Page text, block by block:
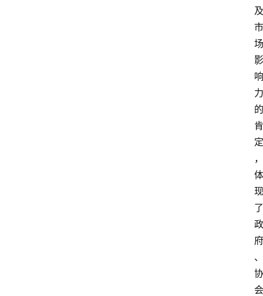
及
市
场
影
响
力
的
肯
定
，
体
现
了
政
府
、
协
会